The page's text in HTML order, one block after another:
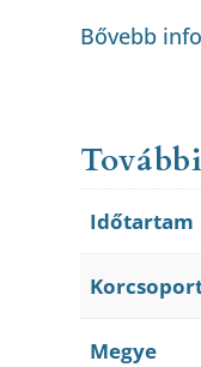
Bővebb
Időtartam
Megye